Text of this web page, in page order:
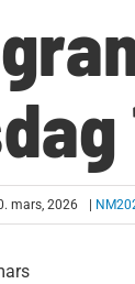
mars, 2026